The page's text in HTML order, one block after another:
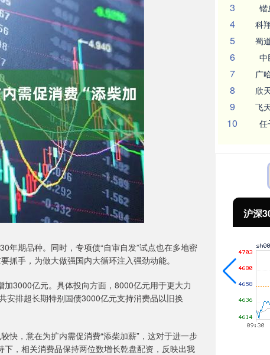
期品种。同时，专项债“自审自发”试点也在多地密
抓手，为做大做强国内大循环注入强劲动能。
3000亿元。具体投向方面，8000亿元用于更大力
安排超长期特别国债3000亿元支持消费品以旧换
，意在为扩内需促消费“添柴加薪”，这对于进一步
下，相关消费品保持两位数增长乾盘配资，反映出我
3 锴
4 科
5 蜀
6 中
7 广
8 欣
9 飞
10 任
沪深300 4651.31 -6.85 北